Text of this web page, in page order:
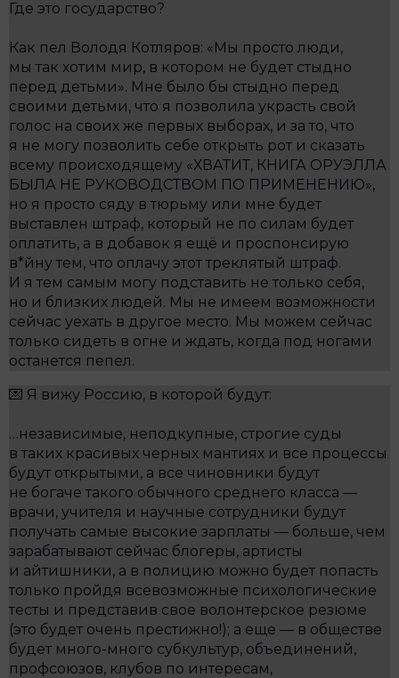
Где это государство?
Как пел Володя Котляров: «Мы просто люди,
мы так хотим мир, в котором не будет стыдно
перед детьми». Мне было бы стыдно перед
своими детьми, что я позволила украсть свой
голос на своих же первых выборах, и за то, что
я не могу позволить себе открыть рот и сказать
всему происходящему «ХВАТИТ, КНИГА ОРУЭЛЛА
БЫЛА НЕ РУКОВОДСТВОМ ПО ПРИМЕНЕНИЮ»,
но я просто сяду в тюрьму или мне будет
выставлен штраф, который не по силам будет
оплатить, а в добавок я ещё и проспонсирую
в*йну тем, что оплачу этот треклятый штраф.
И я тем самым могу подставить не только себя,
но и близких людей. Мы не имеем возможности
сейчас уехать в другое место. Мы можем сейчас
только сидеть в огне и ждать, когда под ногами
останется пепел.
💌 Я вижу Россию, в которой будут:
…независимые, неподкупные, строгие суды
в таких красивых черных мантиях и все процессы
будут открытыми, а все чиновники будут
не богаче такого обычного среднего класса —
врачи, учителя и научные сотрудники будут
получать самые высокие зарплаты — больше, чем
зарабатывают сейчас блогеры, артисты
и айтишники, а в полицию можно будет попасть
только пройдя всевозможные психологические
тесты и представив свое волонтерское резюме
(это будет очень престижно!); а еще — в обществе
будет много-много субкультур, объединений,
профсоюзов, клубов по интересам,